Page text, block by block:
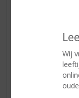
Wij
Reviews
Schrijf een
Er zijn nog geen